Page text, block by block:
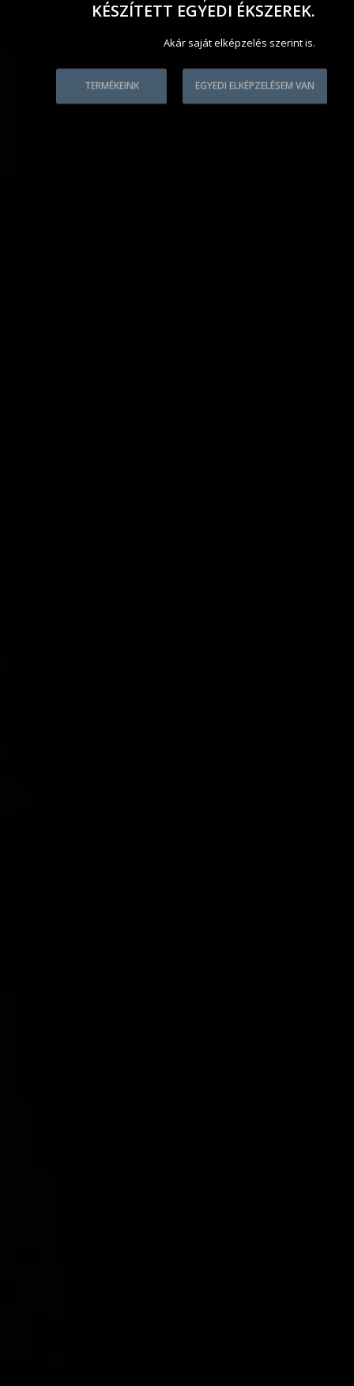
KÉSZÍTETT EGYEDI ÉKSZEREK.
Akár saját elképzelés szerint is.
TERMÉKEINK EGYEDI ELKÉPZELÉSEM VAN